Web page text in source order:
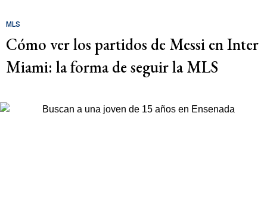
MLS
Cómo ver los partidos de Messi en Inter
Miami: la forma de seguir la MLS